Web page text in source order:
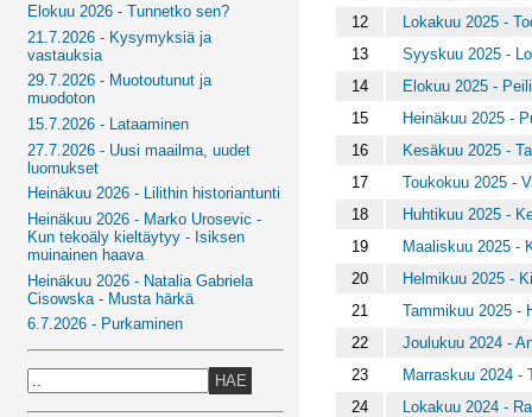
Elokuu 2026 - Tunnetko sen?
21.7.2026 - Kysymyksiä ja
vastauksia
29.7.2026 - Muotoutunut ja
muodoton
15.7.2026 - Lataaminen
27.7.2026 - Uusi maailma, uudet
luomukset
Heinäkuu 2026 - Lilithin historiantunti
Heinäkuu 2026 - Marko Urosevic -
Kun tekoäly kieltäytyy - Isiksen
muinainen haava
Heinäkuu 2026 - Natalia Gabriela
Cisowska - Musta härkä
6.7.2026 - Purkaminen
HAE
12
Lokakuu 2025 -
13
Syyskuu 2025 -
14
Elokuu 2025 -
15
Heinäkuu 2025 -
16
Kesäkuu 2025 -
17
Toukokuu 2025 -
18
Huhtikuu 2025 -
19
Maaliskuu 2025 -
20
Helmikuu 2025 -
21
Tammikuu 2025 -
22
Joulukuu 2024 -
23
Marraskuu 2024 -
24
Lokakuu 2024 -